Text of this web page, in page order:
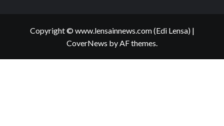
Copyright © www.lensainnews.com (Edi Lensa) |
CoverNews by AF themes.